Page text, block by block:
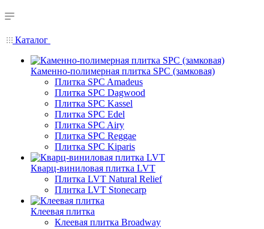
Каталог
Каменно-полимерная плитка SPC (замковая)
Плитка SPC Amadeus
Плитка SPC Dagwood
Плитка SPC Kassel
Плитка SPC Edel
Плитка SPC Airy
Плитка SPC Reggae
Плитка SPC Kiparis
Кварц-виниловая плитка LVT
Плитка LVT Natural Relief
Плитка LVT Stonecarp
Клеевая плитка
Клеевая плитка Broadway